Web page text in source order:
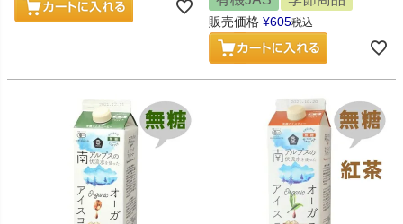
販売価格 ¥605税込